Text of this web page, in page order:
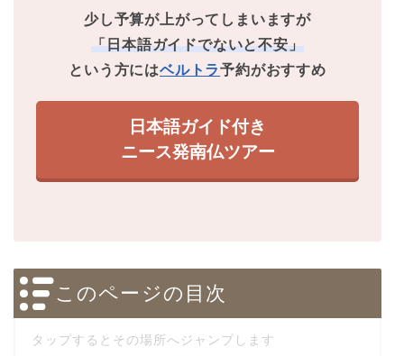
少し予算が上がってしまいますが
「日本語ガイドでないと不安」
という方にはベルトラ予約がおすすめ
日本語ガイド付き
ニース発南仏ツアー
このページの目次